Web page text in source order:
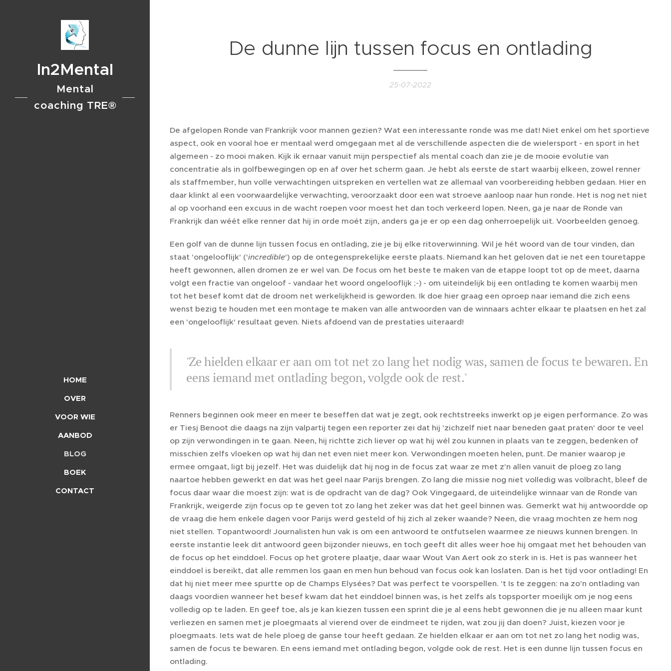
In2Mental
Mental
coaching TRE®
HOME
OVER
VOOR WIE
AANBOD
BLOG
BOEK
CONTACT
De dunne lijn tussen focus en ontlading
25-07-2022
De afgelopen Ronde van Frankrijk voor mannen gezien? Wat een interessante ronde was me dat! Niet enkel om het sportieve
aspect, ook en vooral hoe er mentaal werd omgegaan met al de verschillende aspecten die de wielersport - en sport in het
algemeen - zo mooi maken. Kijk ik ernaar vanuit mijn perspectief als mental coach dan zie je de mooie evolutie van
concentratie als in golfbewegingen op en af over het scherm gaan. Je hebt als eerste de start waarbij elkeen, zowel renner
als staffmember, hun volle verwachtingen uitspreken en vertellen wat ze allemaal van voorbereiding hebben gedaan. Hier en
daar klinkt al een voorwaardelijke verwachting, veroorzaakt door een wat stroeve aanloop naar hun ronde. Het is nog net niet
al op voorhand een excuus in de wacht roepen voor moest het dan toch verkeerd lopen. Neen, ga je naar de Ronde van
Frankrijk dan wéét elke renner dat hij in orde moét zijn, anders ga je er op een dag onherroepelijk uit. Voorbeelden genoeg.
Een golf van de dunne lijn tussen focus en ontlading, zie je bij elke ritoverwinning. Wil je hét woord van de tour vinden, dan
staat 'ongelooflijk' ('incredible') op de ontegensprekelijke eerste plaats. Niemand kan het geloven dat ie net een touretappe
heeft gewonnen, allen dromen ze er wel van. De focus om het beste te maken van de etappe loopt tot op de meet, daarna
volgt een fractie van ongeloof - vandaar het woord ongelooflijk ;-) - om uiteindelijk bij een ontlading te komen waarbij men
tot het besef komt dat de droom net werkelijkheid is geworden. Ik doe hier graag een oproep naar iemand die zich eens
wenst bezig te houden met een montage te maken van alle antwoorden van de winnaars achter elkaar te plaatsen en het zal
een 'ongelooflijk' resultaat geven. Niets afdoend van de prestaties uiteraard!
'Ze hielden elkaar er aan om tot net zo lang het nodig was, samen de focus te bewaren. En
eens iemand met ontlading begon, volgde ook de rest.'
Renners beginnen ook meer en meer te beseffen dat wat je zegt, ook rechtstreeks inwerkt op je eigen performance. Zo was
er Tiesj Benoot die daags na zijn valpartij tegen een reporter zei dat hij 'zichzelf niet naar beneden gaat praten' door te veel
op zijn verwondingen in te gaan. Neen, hij richtte zich liever op wat hij wél zou kunnen in plaats van te zeggen, bedenken of
misschien zelfs vloeken op wat hij dan net even niet meer kon. Verwondingen moeten helen, punt. De manier waarop je
ermee omgaat, ligt bij jezelf. Het was duidelijk dat hij nog in de focus zat waar ze met z'n allen vanuit de ploeg zo lang
naartoe hebben gewerkt en dat was het geel naar Parijs brengen. Zo lang die missie nog niet volledig was volbracht, bleef de
focus daar waar die moest zijn: wat is de opdracht van de dag? Ook Vingegaard, de uiteindelijke winnaar van de Ronde van
Frankrijk, weigerde zijn focus op te geven tot zo lang het zeker was dat het geel binnen was. Gemerkt wat hij antwoordde op
de vraag die hem enkele dagen voor Parijs werd gesteld of hij zich al zeker waande? Neen, die vraag mochten ze hem nog
niet stellen. Topantwoord! Journalisten hun vak is om een antwoord te ontfutselen waarmee ze nieuws kunnen brengen. In
eerste instantie leek dit antwoord geen bijzonder nieuws, en toch geeft dit alles weer hoe hij omgaat met het behouden van
de focus op het einddoel. Focus op het grotere plaatje, daar waar Wout Van Aert ook zo sterk in is. Het is pas wanneer het
einddoel is bereikt, dat alle remmen los gaan en men hun behoud van focus ook kan loslaten. Dan is het tijd voor ontlading! En
dat hij niet meer mee spurtte op de Champs Elysées? Dat was perfect te voorspellen. 't Is te zeggen: na zo'n ontlading van
daags voordien wanneer het besef kwam dat het einddoel binnen was, is het zelfs als topsporter moeilijk om je nog eens
volledig op te laden. En geef toe, als je kan kiezen tussen een sprint die je al eens hebt gewonnen die je nu alleen maar kunt
verliezen en samen met je ploegmaats al vierend over de eindmeet te rijden, wat zou jij dan doen? Juist, kiezen voor je
ploegmaats. Iets wat de hele ploeg de ganse tour heeft gedaan. Ze hielden elkaar er aan om tot net zo lang het nodig was,
samen de focus te bewaren. En eens iemand met ontlading begon, volgde ook de rest. Het is een dunne lijn tussen focus en
ontlading.